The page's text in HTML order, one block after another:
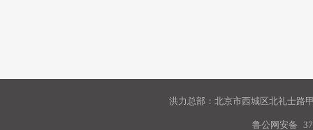
洪力总部：北京市西城区北礼士路
鲁公网安备